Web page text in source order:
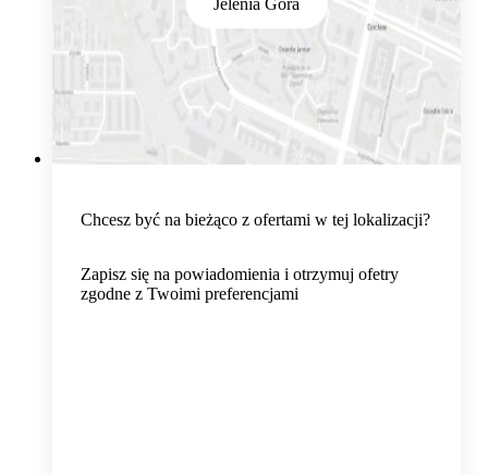
Jelenia Góra
Chcesz być na bieżąco z ofertami w tej lokalizacji?
Zapisz się na powiadomienia i otrzymuj ofetry
zgodne z Twoimi preferencjami